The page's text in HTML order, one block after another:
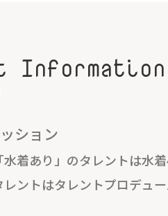
Information
ション
着あり」のタレントは水
ントはタレントプロデュー